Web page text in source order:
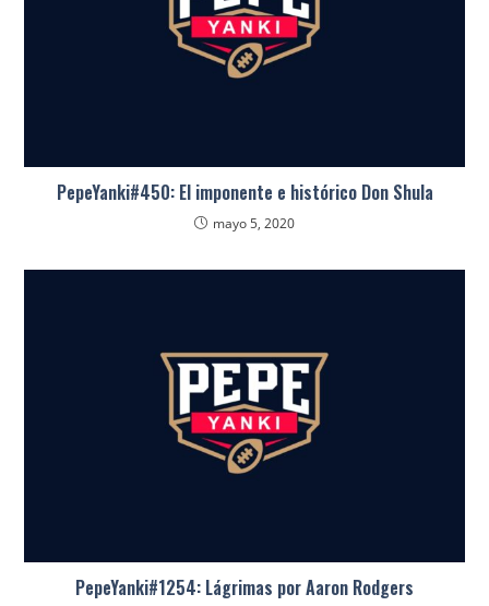
PepeYanki#450: El imponente e histórico Don Shula
mayo 5, 2020
PepeYanki#1254: Lágrimas por Aaron Rodgers